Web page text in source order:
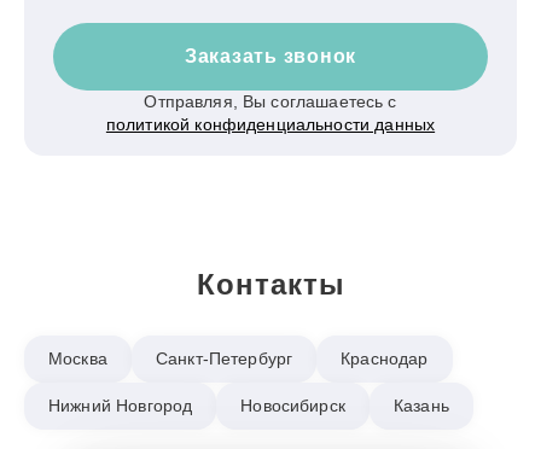
Заказать звонок
Отправляя, Вы соглашаетесь с
политикой конфиденциальности данных
Контакты
Москва Санкт-Петербург Краснодар
Нижний Новгород Новосибирск Казань